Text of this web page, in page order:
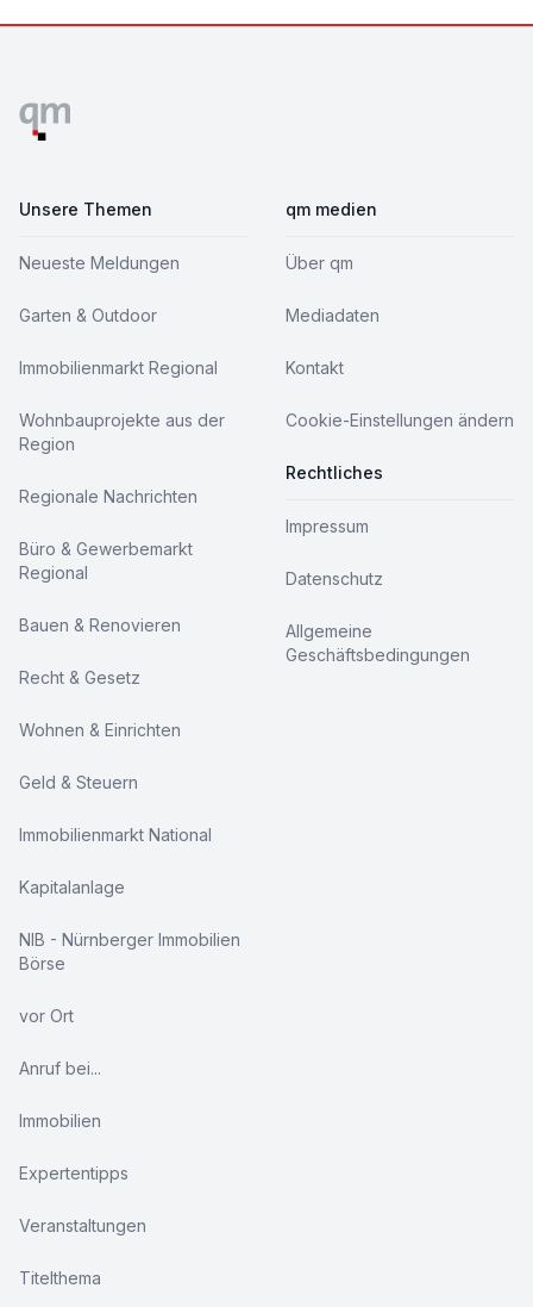
Unsere Themen
Neueste Meldungen
Garten & Outdoor
Immobilienmarkt Regional
Wohnbauprojekte aus der
Region
Regionale Nachrichten
Büro & Gewerbemarkt
Regional
Bauen & Renovieren
Recht & Gesetz
Wohnen & Einrichten
Geld & Steuern
Immobilienmarkt National
Kapitalanlage
NIB - Nürnberger Immobilien
Börse
vor Ort
Anruf bei...
Immobilien
Expertentipps
Veranstaltungen
Titelthema
qm medien
Über qm
Mediadaten
Kontakt
Cookie-Einstellungen ändern
Rechtliches
Impressum
Datenschutz
Allgemeine
Geschäftsbedingungen